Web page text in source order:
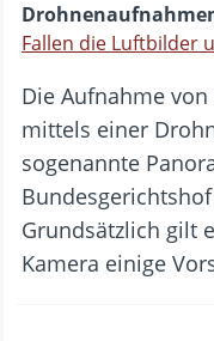
Fallen die Luftbilder
Die Aufnahme
mittels einer
sogenannte
Grundsätzlich gilt
Kamera einige